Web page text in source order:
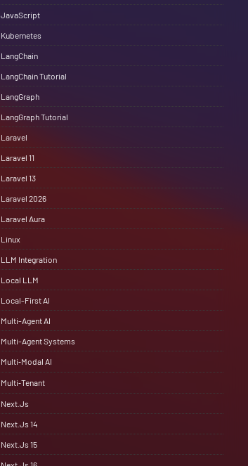
JavaScript
Kubernetes
LangChain
LangChain Tutorial
LangGraph
LangGraph Tutorial
Laravel
Laravel 11
Laravel 13
Laravel 2026
Laravel Aura
Linux
LLM Integration
Local LLM
Local-First AI
Multi-Agent AI
Multi-Agent Systems
Multi‑Modal AI
Multi‑Tenant
Next.js
Next.js 14
Next.js 15